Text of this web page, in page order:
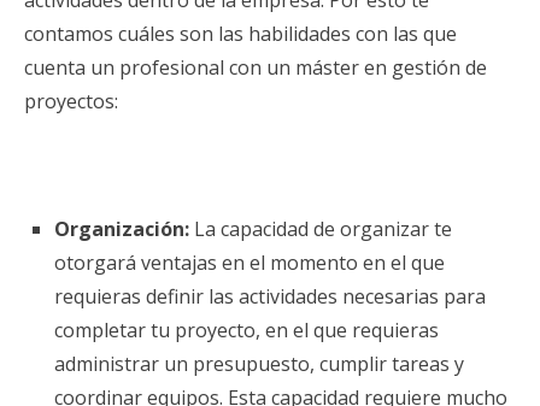
contamos cuáles son las habilidades con las que
cuenta un profesional con un máster en gestión de
proyectos:
Organización: La capacidad de organizar te
otorgará ventajas en el momento en el que
requieras definir las actividades necesarias para
completar tu proyecto, en el que requieras
administrar un presupuesto, cumplir tareas y
coordinar equipos. Esta capacidad requiere mucho